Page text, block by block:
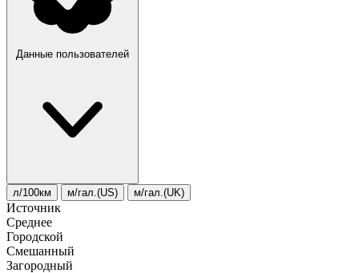
Данные пользователей
л/100км м/гал.(US) м/гал.(UK)
Источник
Среднее
Городской
Смешанный
Загородный